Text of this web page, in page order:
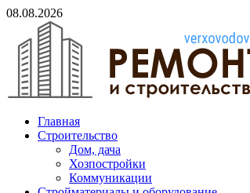
Skip
content
08.08.2026
verxovodov.ru
Ремонт и строительство
Главная
Строительство
Дом, дача
Хозпостройки
Коммуникации